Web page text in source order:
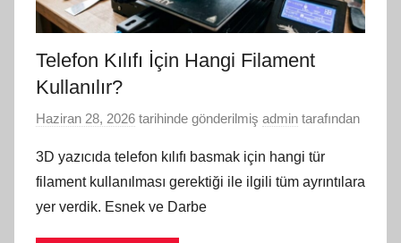
Telefon Kılıfı İçin Hangi Filament
Kullanılır?
Haziran 28, 2026 tarihinde gönderilmiş admin tarafından
3D yazıcıda telefon kılıfı basmak için hangi tür
filament kullanılması gerektiği ile ilgili tüm ayrıntılara
yer verdik. Esnek ve Darbe